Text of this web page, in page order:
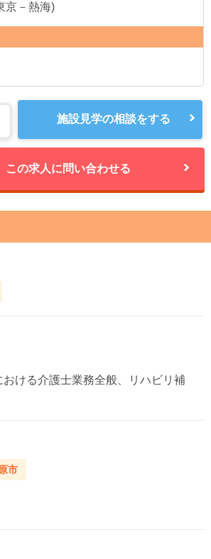
京－熱海)
施設見学の相談をする
この求人に問い合わせる
ける介護士業務全般、リハビリ補
市